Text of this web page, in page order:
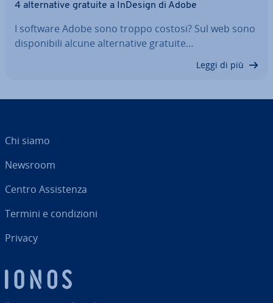
4 al­ter­na­ti­ve gratuite a InDesign di Adobe
I software Adobe sono troppo costosi? Sul web sono
di­spo­ni­bi­li alcune al­ter­na­ti­ve gratuite…
Leggi di più
Chi siamo
Newsroom
Centro As­si­sten­za
Termini e con­di­zio­ni
Privacy